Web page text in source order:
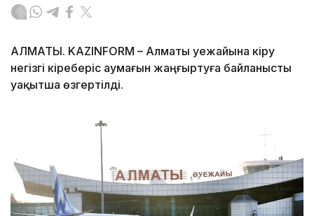
АЛМАТЫ. KAZINFORM – Алматы әуежайына кіру
негізгі кіреберіс аумағын жаңғыртуға байланысты
уақытша өзгертілді.